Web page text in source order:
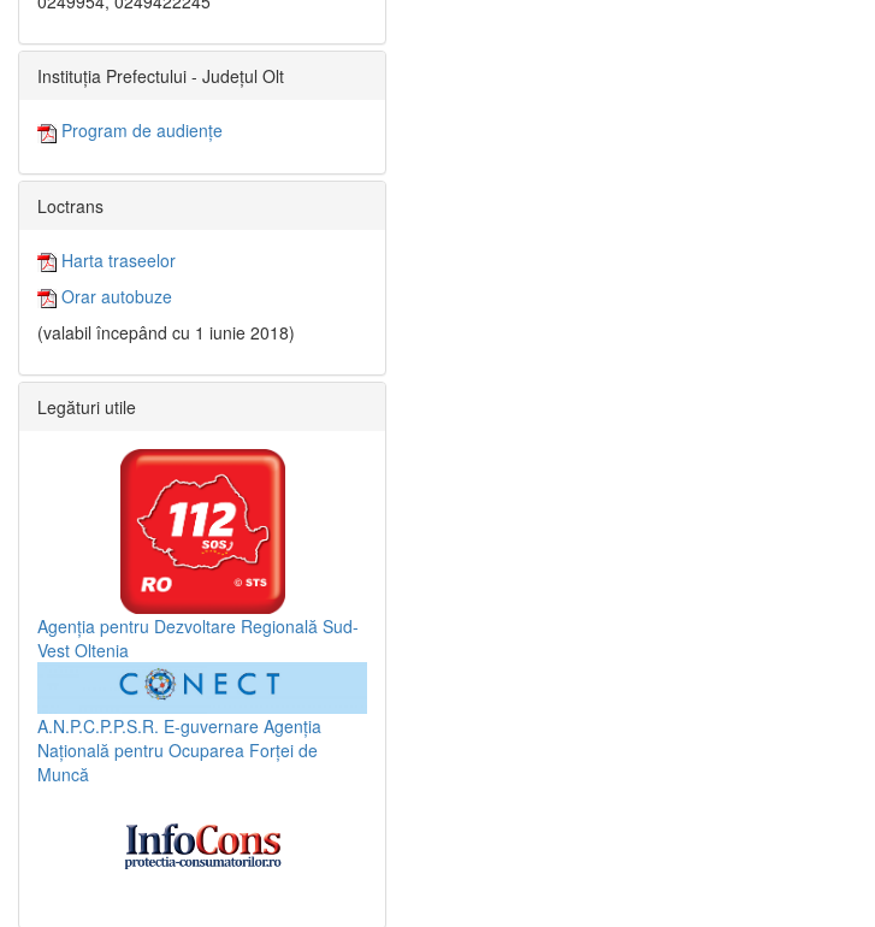
Instituția Prefectului - Județul Olt
Program de audiențe
Loctrans
Harta traseelor
Orar autobuze
(valabil începând cu 1 iunie 2018)
Legături utile
Agenția pentru Dezvoltare Regională Sud-
Vest Oltenia
A.N.P.C.P.P.S.R. E-guvernare Agenția
Națională pentru Ocuparea Forței de
Muncă